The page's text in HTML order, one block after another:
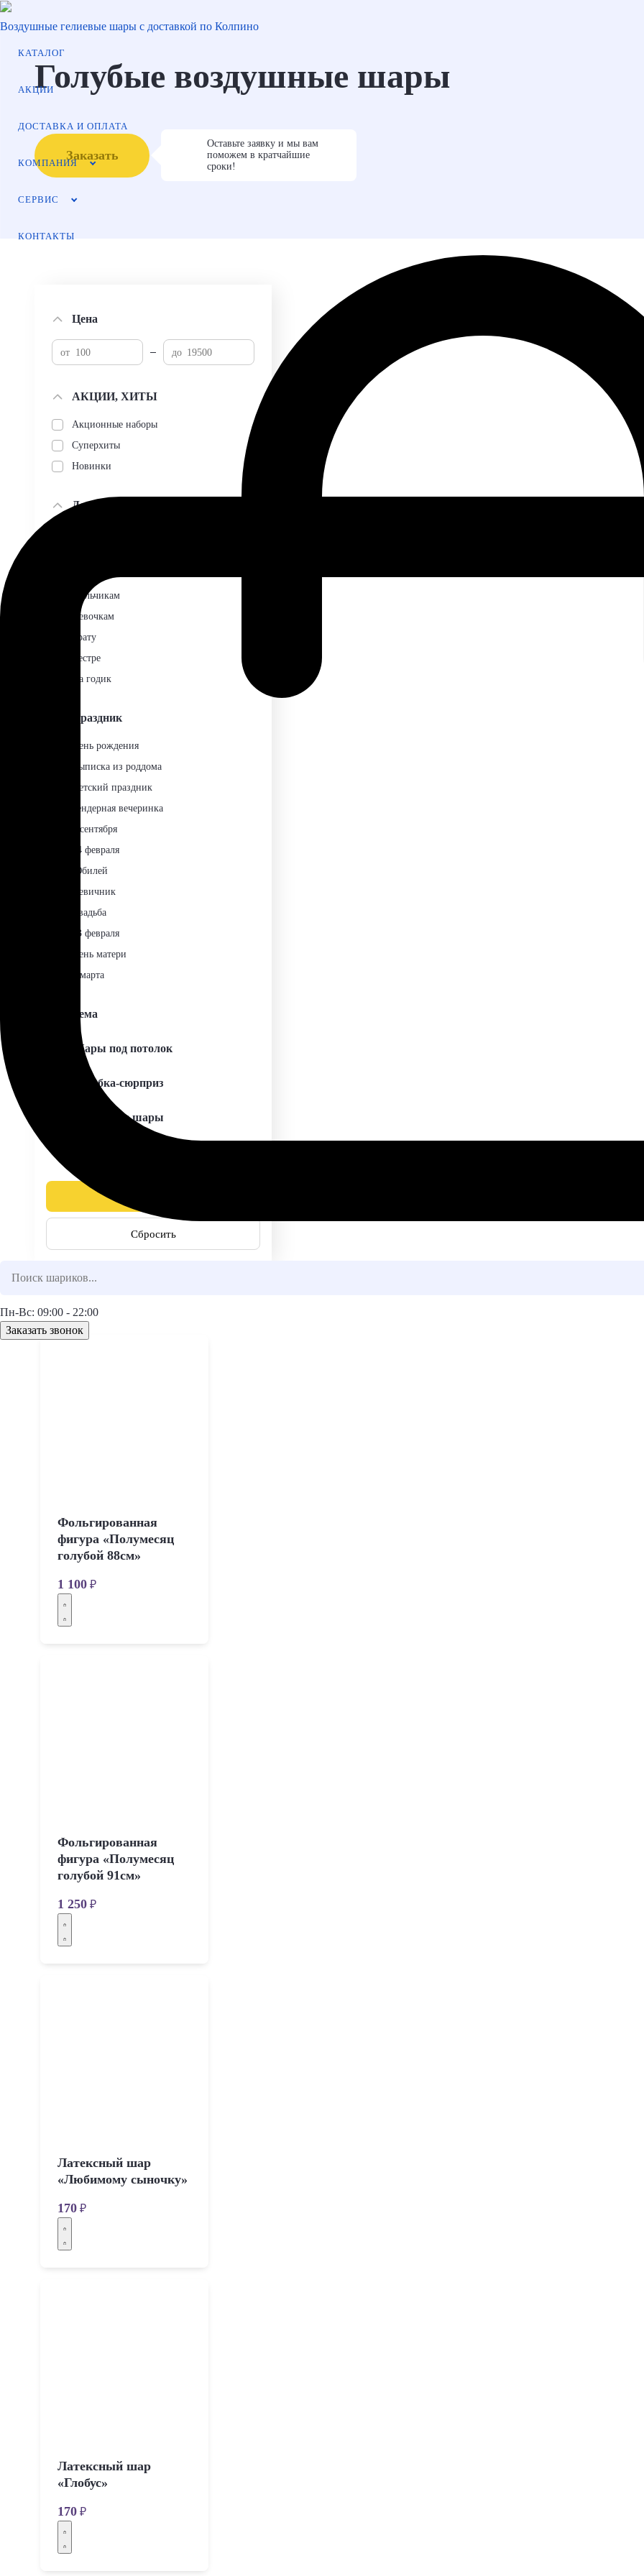
Воздушные гелиевые шары с доставкой по Колпино
КАТАЛОГ
АКЦИИ
ДОСТАВКА И ОПЛАТА
КОМПАНИЯ
СЕРВИС
КОНТАКТЫ
Пн-Вс: 09:00 - 22:00
Заказать звонок
Голубые воздушные шары
Заказать
Оставьте заявку и мы вам
поможем в кратчайшие
сроки!
Цена
АКЦИИ, ХИТЫ
Акционные наборы
Суперхиты
Новинки
Для кого
Мальчикам
Девочкам
Брату
Сестре
На годик
Праздник
День рождения
Выписка из роддома
Детский праздник
Гендерная вечеринка
1 сентября
14 февраля
Юбилей
Девичник
Свадьба
23 февраля
День матери
8 марта
Тема
Шары под потолок
Коробка-сюрприз
Латексные шары
Сбросить
Фольгированная
фигура «Полумесяц
голубой 88см»
1 100 ₽
Фольгированная
фигура «Полумесяц
голубой 91см»
1 250 ₽
Латексный шар
«Любимому сыночку»
170 ₽
Латексный шар
«Глобус»
170 ₽